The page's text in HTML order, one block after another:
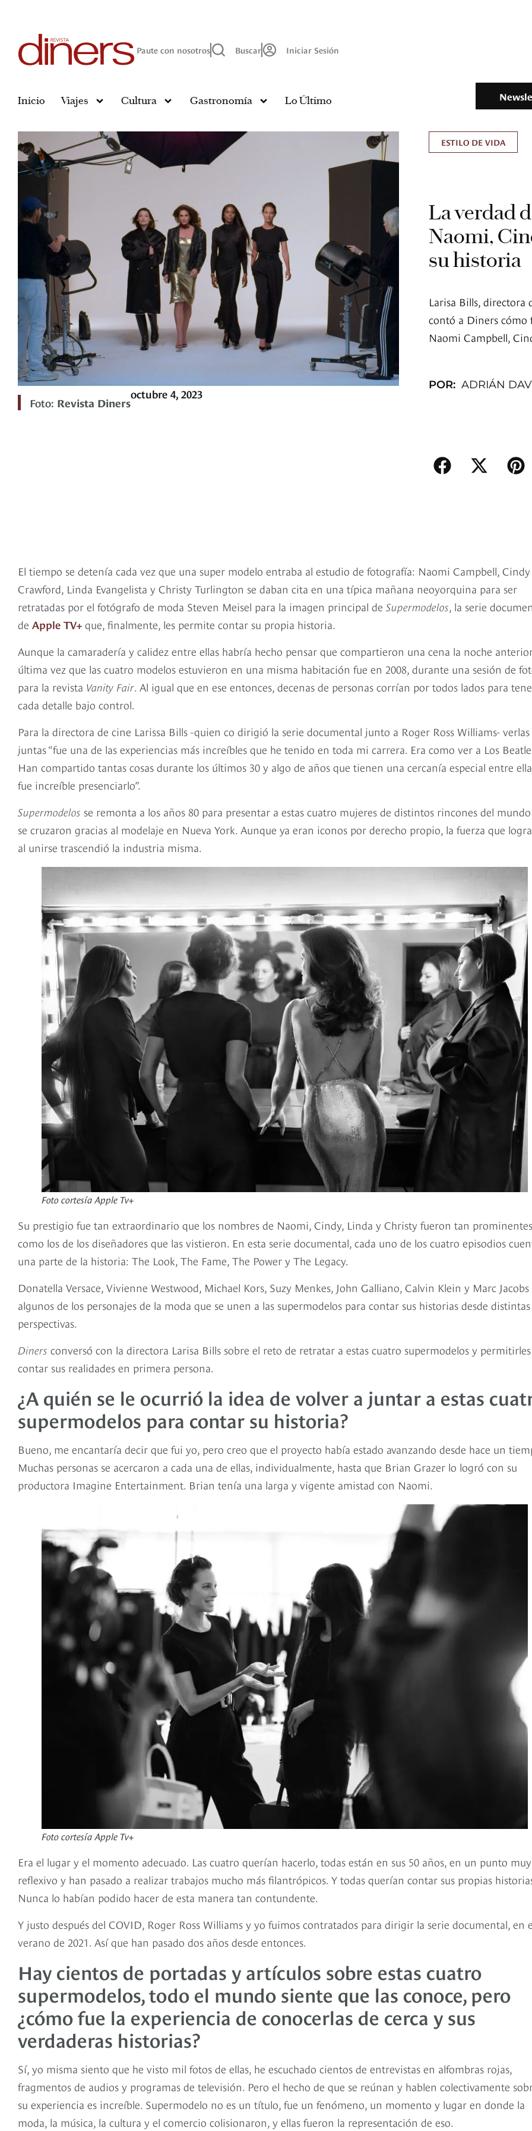
Paute con nosotros Buscar Iniciar Sesión
Inicio Viajes Cultura Gastronomía Lo Último
Foto: Revista Diners
octubre 4, 2023
ESTILO DE VIDA
La verdad
Naomi,
su historia
Larisa Bills, directora
contó a Diners cómo
Naomi Campbell,
POR: ADRIÁN
El tiempo se detenía cada vez que una super modelo entraba al estudio de fotografía: Naomi Campbell, Cindy
Crawford, Linda Evangelista y Christy Turlington se daban cita en una típica mañana neoyorquina para ser
retratadas por el fotógrafo de moda Steven Meisel para la imagen principal de Supermodelos, la serie
de Apple TV+ que, finalmente, les permite contar su propia historia.
Aunque la camaradería y calidez entre ellas habría hecho pensar que compartieron una cena la noche
última vez que las cuatro modelos estuvieron en una misma habitación fue en 2008, durante una sesión de
para la revista Vanity Fair. Al igual que en ese entonces, decenas de personas corrían por todos lados para
cada detalle bajo control.
Para la directora de cine Larissa Bills -quien co dirigió la serie documental junto a Roger Ross Williams- verlas
juntas “fue una de las experiencias más increíbles que he tenido en toda mi carrera. Era como ver a Los
Han compartido tantas cosas durante los últimos 30 y algo de años que tienen una cercanía especial entre
fue increíble presenciarlo”.
Supermodelos se remonta a los años 80 para presentar a estas cuatro mujeres de distintos rincones del
se cruzaron gracias al modelaje en Nueva York. Aunque ya eran iconos por derecho propio, la fuerza que
al unirse trascendió la industria misma.
Foto cortesía Apple Tv+
Su prestigio fue tan extraordinario que los nombres de Naomi, Cindy, Linda y Christy fueron tan prominentes
como los de los diseñadores que las vistieron. En esta serie documental, cada uno de los cuatro episodios
una parte de la historia: The Look, The Fame, The Power y The Legacy.
Donatella Versace, Vivienne Westwood, Michael Kors, Suzy Menkes, John Galliano, Calvin Klein y Marc Jacobs
algunos de los personajes de la moda que se unen a las supermodelos para contar sus historias desde distintas
perspectivas.
Diners conversó con la directora Larisa Bills sobre el reto de retratar a estas cuatro supermodelos y permitirles
contar sus realidades en primera persona.
¿A quién se le ocurrió la idea de volver a juntar a estas
supermodelos para contar su historia?
Bueno, me encantaría decir que fui yo, pero creo que el proyecto había estado avanzando desde hace un
Muchas personas se acercaron a cada una de ellas, individualmente, hasta que Brian Grazer lo logró con su
productora Imagine Entertainment. Brian tenía una larga y vigente amistad con Naomi.
Foto cortesía Apple Tv+
Era el lugar y el momento adecuado. Las cuatro querían hacerlo, todas están en sus 50 años, en un punto muy
reflexivo y han pasado a realizar trabajos mucho más filantrópicos. Y todas querían contar sus propias
Nunca lo habían podido hacer de esta manera tan contundente.
Y justo después del COVID, Roger Ross Williams y yo fuimos contratados para dirigir la serie documental, en
verano de 2021. Así que han pasado dos años desde entonces.
Hay cientos de portadas y artículos sobre estas cuatro
supermodelos, todo el mundo siente que las conoce, pero
¿cómo fue la experiencia de conocerlas de cerca y sus
verdaderas historias?
Sí, yo misma siento que he visto mil fotos de ellas, he escuchado cientos de entrevistas en alfombras rojas,
fragmentos de audios y programas de televisión. Pero el hecho de que se reúnan y hablen colectivamente
su experiencia es increíble. Supermodelo no es un título, fue un fenómeno, un momento y lugar en donde la
moda, la música, la cultura y el comercio colisionaron, y ellas fueron la representación de eso.